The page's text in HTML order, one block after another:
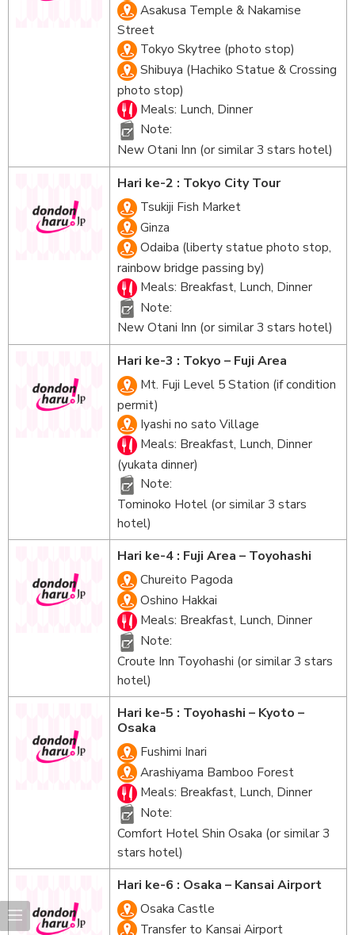
Asakusa Temple & Nakamise
Street
Tokyo Skytree (photo stop)
Shibuya (Hachiko Statue & Crossing
photo stop)
Meals: Lunch, Dinner
Note:
New Otani Inn (or similar 3 stars hotel)
Hari ke-2 : Tokyo City Tour
Tsukiji Fish Market
Ginza
Odaiba (liberty statue photo stop,
rainbow bridge passing by)
Meals: Breakfast, Lunch, Dinner
Note:
New Otani Inn (or similar 3 stars hotel)
Hari ke-3 : Tokyo – Fuji Area
Mt. Fuji Level 5 Station (if condition
permit)
Iyashi no sato Village
Meals: Breakfast, Lunch, Dinner
(yukata dinner)
Note:
Tominoko Hotel (or similar 3 stars
hotel)
Hari ke-4 : Fuji Area – Toyohashi
Chureito Pagoda
Oshino Hakkai
Meals: Breakfast, Lunch, Dinner
Note:
Croute Inn Toyohashi (or similar 3 stars
hotel)
Hari ke-5 : Toyohashi – Kyoto –
Osaka
Fushimi Inari
Arashiyama Bamboo Forest
Meals: Breakfast, Lunch, Dinner
Note:
Comfort Hotel Shin Osaka (or similar 3
stars hotel)
Hari ke-6 : Osaka – Kansai Airport
Osaka Castle
Transfer to Kansai Airport